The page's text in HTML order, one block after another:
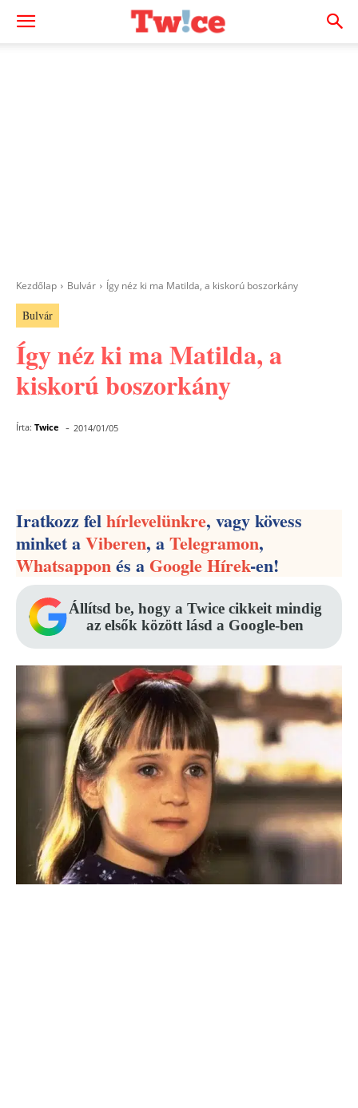
Kezdőlap Bulvár Így néz ki ma Matilda, a kiskorú boszorkány
Bulvár
Így néz ki ma Matilda, a
kiskorú boszorkány
Írta: Twice - 2014/01/05
Iratkozz felhírlevelünkre, vagy kövess
minket aViberen, aTelegramon,
Whatsapponés aGoogle Hírek-en!
Állítsd be, hogy a Twice cikkeit mindig
az elsők között lásd a Google-ben